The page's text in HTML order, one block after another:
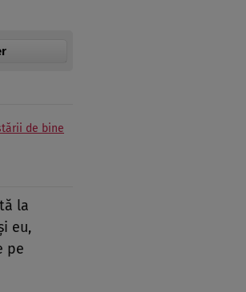
de bine
la
eu,
pe